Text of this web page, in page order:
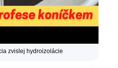
zvislej hydroizolácie